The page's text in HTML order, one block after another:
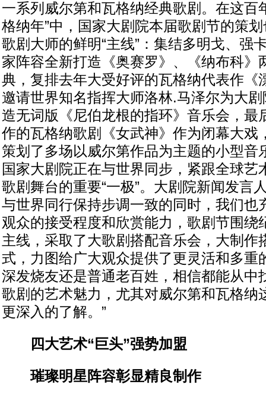
一系列威尔第和瓦格纳经典歌剧。在这百
格纳年”中，国家大剧院本届歌剧节的策
歌剧大师的鲜明“主线”：集结多明戈、强
家阵容全新打造《奥赛罗》、《纳布科》
典，复排去年大受好评的瓦格纳代表作《
邀请世界知名指挥大师洛林.马泽尔为大
造无词版《尼伯龙根的指环》音乐会，最
作的瓦格纳歌剧《女武神》作为闭幕大戏
策划了多场以威尔第作品为主题的小型音
国家大剧院正在与世界同步，紧跟全球艺
歌剧舞台的重要“一极”。大剧院新闻发言
与世界同行保持步调一致的同时，我们也
观众的接受程度和欣赏能力，歌剧节围绕
主线，采取了大歌剧搭配音乐会，大制作
式，力图给广大观众提供了更灵活和多重
深发烧友还是普通老百姓，相信都能从中
歌剧的艺术魅力，尤其对威尔第和瓦格纳
更深入的了解。”
四大艺术“巨头”强势加盟
璀璨明星阵容彰显精良制作